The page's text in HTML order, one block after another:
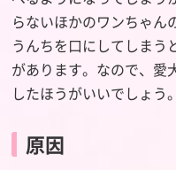
らないほかのワンちゃん
うんちを口にしてしまう
があります。なので、愛
したほうがいいでしょう。
原因